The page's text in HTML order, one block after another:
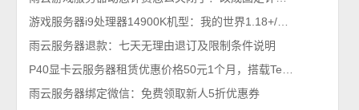
雨云服务器退款：七天无理由退订及限制条件说明
雨云服务器绑定微信：免费领取新人5折优惠券